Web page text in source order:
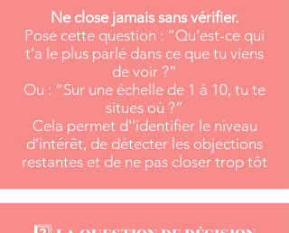
Ne close jamais sans vérifier.
Pose cette question : “Qu’est-ce qui
t’a le plus parlé dans ce que tu viens
de voir ?”
Ou : “Sur une échelle de 1 à 10, tu te
situes où ?”
Cela permet d'’identifier le niveau
d’intérêt, de détecter les objections
restantes et de ne pas closer trop tôt